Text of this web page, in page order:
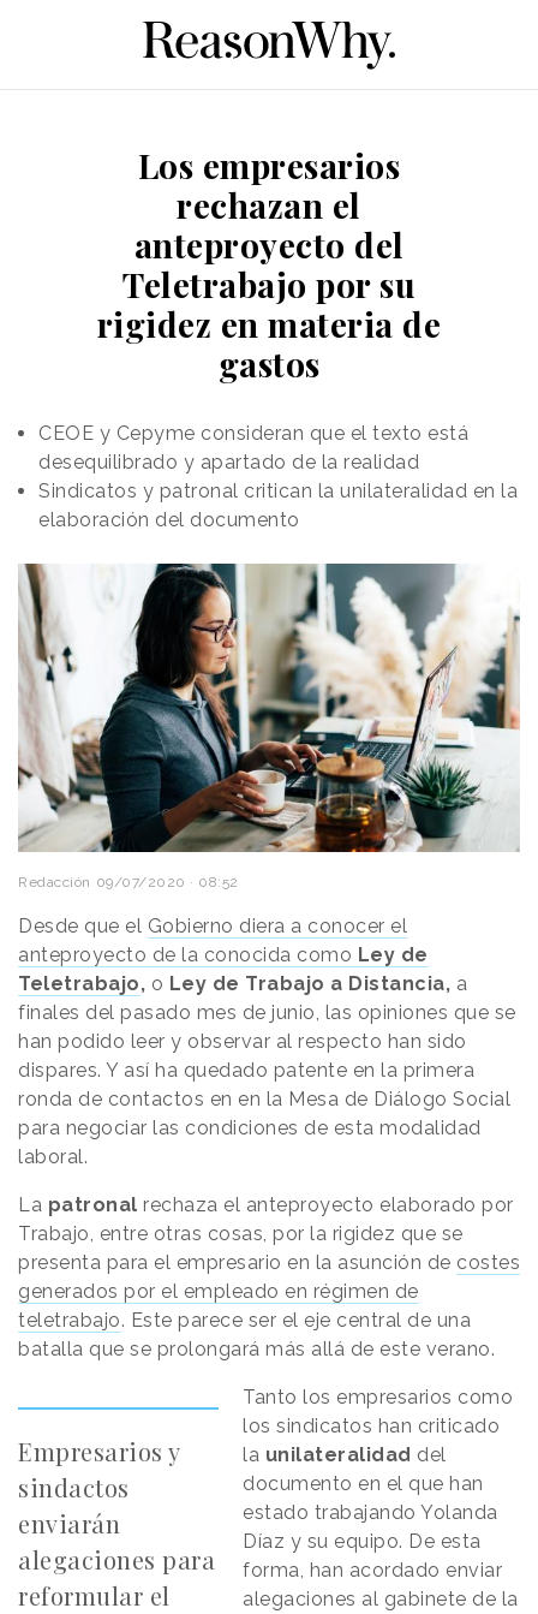
Los empresarios
rechazan el
anteproyecto del
Teletrabajo por su
rigidez en materia de
gastos
CEOE y Cepyme consideran que el texto está
desequilibrado y apartado de la realidad
Sindicatos y patronal critican la unilateralidad en la
elaboración del documento
Redacción 09/07/2020 · 08:52
Desde que el Gobierno diera a conocer el
anteproyecto de la conocida como Ley de
Teletrabajo, o Ley de Trabajo a Distancia, a
finales del pasado mes de junio, las opiniones que se
han podido leer y observar al respecto han sido
dispares. Y así ha quedado patente en la primera
ronda de contactos en en la Mesa de Diálogo Social
para negociar las condiciones de esta modalidad
laboral.
La patronal rechaza el anteproyecto elaborado por
Trabajo, entre otras cosas, por la rigidez que se
presenta para el empresario en la asunción de costes
generados por el empleado en régimen de
teletrabajo. Este parece ser el eje central de una
batalla que se prolongará más allá de este verano.
Empresarios y
sindactos
enviarán
alegaciones para
reformular el
Tanto los empresarios como
los sindicatos han criticado
la unilateralidad del
documento en el que han
estado trabajando Yolanda
Díaz y su equipo. De esta
forma, han acordado enviar
alegaciones al gabinete de la